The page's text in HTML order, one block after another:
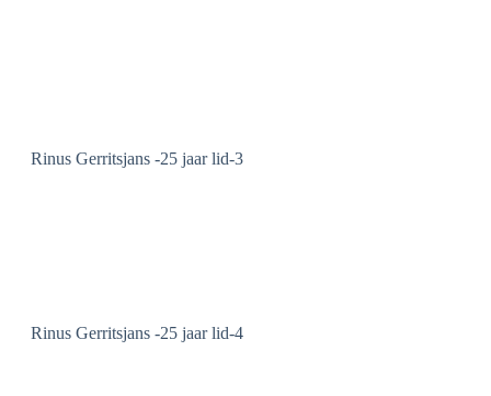
Rinus Gerritsjans -25 jaar lid-3
Rinus Gerritsjans -25 jaar lid-4